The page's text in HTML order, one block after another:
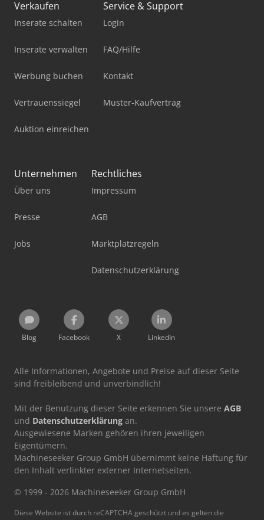
Verkaufen
Inserate schalten
Inserate verwalten
Werbung buchen
Vertrauenssiegel
Auktion einreichen
Service & Support
Login
FAQ/Hilfe
Kontakt
Muster-Kaufvertrag
Unternehmen
Über uns
Presse
Jobs
Rechtliches
Impressum
AGB
Marktplatzregeln
Datenschutzerklärung
Blog Facebook X LinkedIn
Alle Informationen, Angebote und Preise auf dieser Seite
sind freibleibend und unverbindlich!
Mit der Benutzung dieser Seite erkennen Sie unsere AGB
und Datenschutzerklärung an.
Ausgewiesene Marken gehören ihren jeweiligen
Eigentümern.
Machineseeker Group GmbH übernimmt keine Haftung für
den Inhalt verlinkter externer Internetseiten.
© 1999 - 2026 Machineseeker Group GmbH
Diese Website ist durch reCAPTCHA geschützt und es gelten die